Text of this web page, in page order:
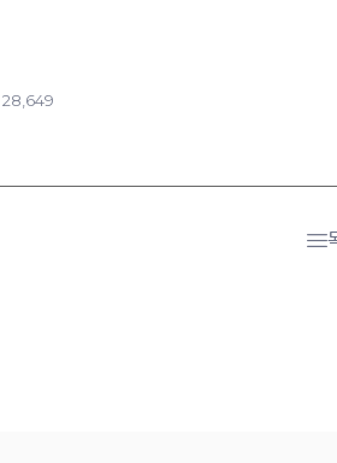
28,649